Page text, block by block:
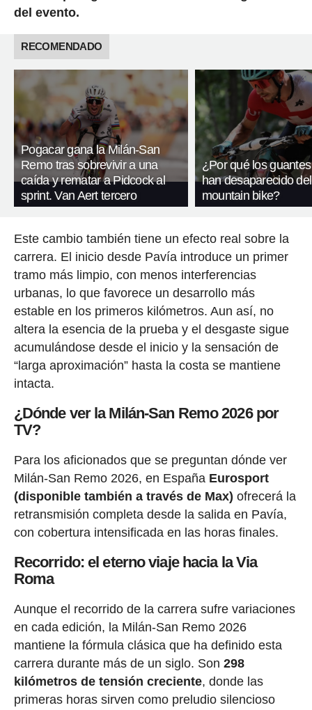
del evento.
RECOMENDADO
Pogacar gana la Milán-San
Remo tras sobrevivir a una
caída y rematar a Pidcock al
sprint. Van Aert tercero
¿Por qué los
han desaparecido del
mountain bike?
Este cambio también tiene un efecto real sobre la
carrera. El inicio desde Pavía introduce un primer
tramo más limpio, con menos interferencias
urbanas, lo que favorece un desarrollo más
estable en los primeros kilómetros. Aun así, no
altera la esencia de la prueba y el desgaste sigue
acumulándose desde el inicio y la sensación de
“larga aproximación” hasta la costa se mantiene
intacta.
¿Dónde ver la Milán-San Remo 2026 por
TV?
Para los aficionados que se preguntan dónde ver
Milán-San Remo 2026, en España Eurosport
(disponible también a través de Max) ofrecerá la
retransmisión completa desde la salida en Pavía,
con cobertura intensificada en las horas finales.
Recorrido: el eterno viaje hacia la Via
Roma
Aunque el recorrido de la carrera sufre variaciones
en cada edición, la Milán-San Remo 2026
mantiene la fórmula clásica que ha definido esta
carrera durante más de un siglo. Son 298
kilómetros de tensión creciente, donde las
primeras horas sirven como preludio silencioso